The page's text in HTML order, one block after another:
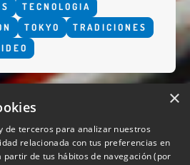
TECNOLOGIA
TOKYO
TRADICIONES
×
de terceros para analizar nuestros
relacionada con tus preferencias en
de tus hábitos de navegación (por